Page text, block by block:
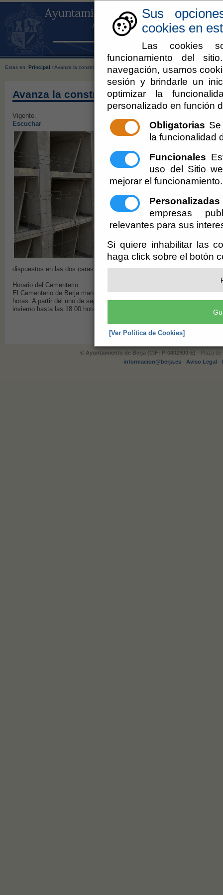
Sus
cookies en
Las cookies
funcionamiento del
navegación, usamos
sesión y brindarle un
optimizar la
personalizado en función
Obligatorias
la funcionalidad
Funcionales
uso del Sitio
mejorar el funcionamiento.
Personalizadas
empresas
relevantes para sus
Si quiere inhabilitar las
haga click sobre el botón
[Ver Política de Cookies]
Estas en: Principal › Avanza la construcción de 96 nuevos nichos en el Cementerio de Berja
Avanza la construcción de 96 nuevos
Vigente.
Escuchar
dispuestos en las dos caras.
Horario del Cementerio
El Cementerio de Berja mantiene un horario especial durante los
horas. A partir del uno de septiembre el horario se amplía de hasta las
invierno hasta las 18:00 horas.
© Ayuntamiento de Berja (CIF: P-0402900-E) - Plaza
informacion@berja.es - Aviso Legal -